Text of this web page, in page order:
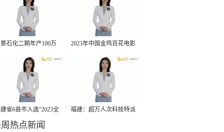
石化二期年产100万
丙烷脱氢项目建成中交
2023年中国金鸡百花电影
节有福电影巡展31日启动
省6县市入选“2023全
域发展潜力百强县”
福建：超万人次科技特派
热点新闻